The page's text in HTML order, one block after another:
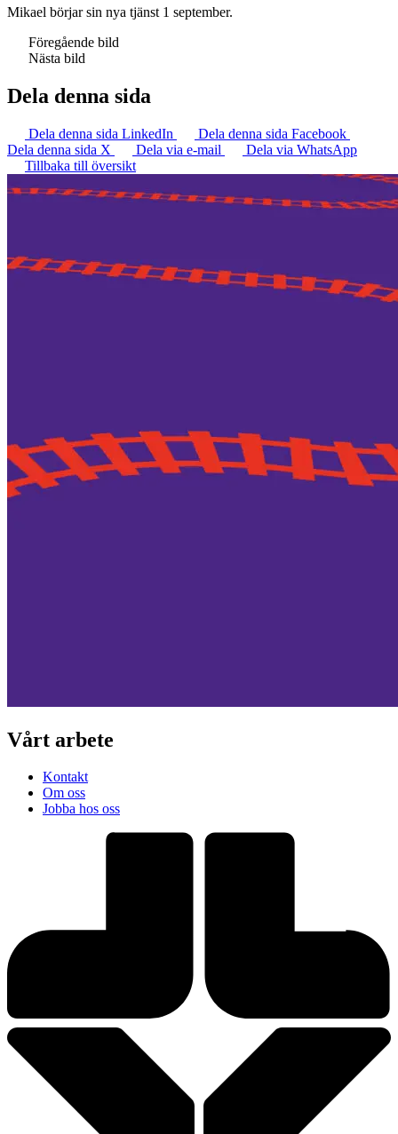
Mikael börjar sin nya tjänst 1 september.
Föregående bild
Nästa bild
Dela denna sida
Dela denna sida LinkedIn
Dela denna sida Facebook
Dela denna sida X
Dela via e-mail
Dela via WhatsApp
Tillbaka till översikt
Vårt arbete
Kontakt
Om oss
Jobba hos oss